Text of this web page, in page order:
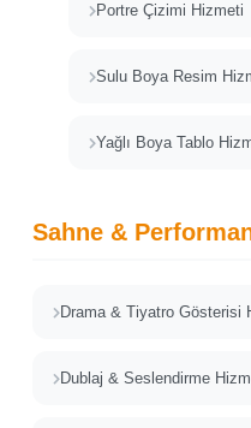
Portre Çizimi Hizmeti
Sulu Boya Resim
Yağlı Boya Tablo
Sahne &
Drama & Tiyatro Gösterisi
Dublaj & Seslendirme